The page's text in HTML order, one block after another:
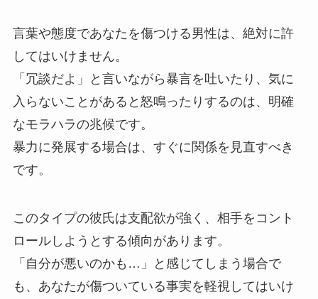
言葉や態度であなたを傷つける男性は、絶対に許
してはいけません。
「冗談だよ」と言いながら暴言を吐いたり、気に
入らないことがあると怒鳴ったりするのは、明確
なモラハラの兆候です。
暴力に発展する場合は、すぐに関係を見直すべき
です。
このタイプの彼氏は支配欲が強く、相手をコント
ロールしようとする傾向があります。
「自分が悪いのかも…」と感じてしまう場合で
も、あなたが傷ついている事実を軽視してはいけ